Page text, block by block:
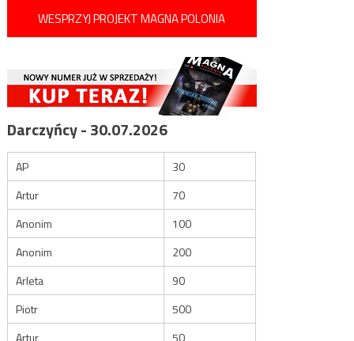
WESPRZYJ PROJEKT MAGNA POLONIA
Darczyńcy - 30.07.2026
AP
30
Artur
70
Anonim
100
Anonim
200
Arleta
90
Piotr
500
Artur
50